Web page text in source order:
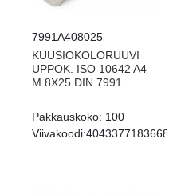
7991A408025
KUUSIOKOLORUUVI
UPPOK. ISO 10642 A4
M 8X25 DIN 7991
Pakkauskoko: 100
Viivakoodi:4043377183668